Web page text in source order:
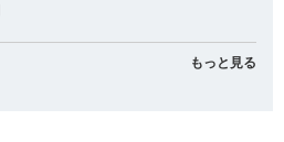
もっと見る